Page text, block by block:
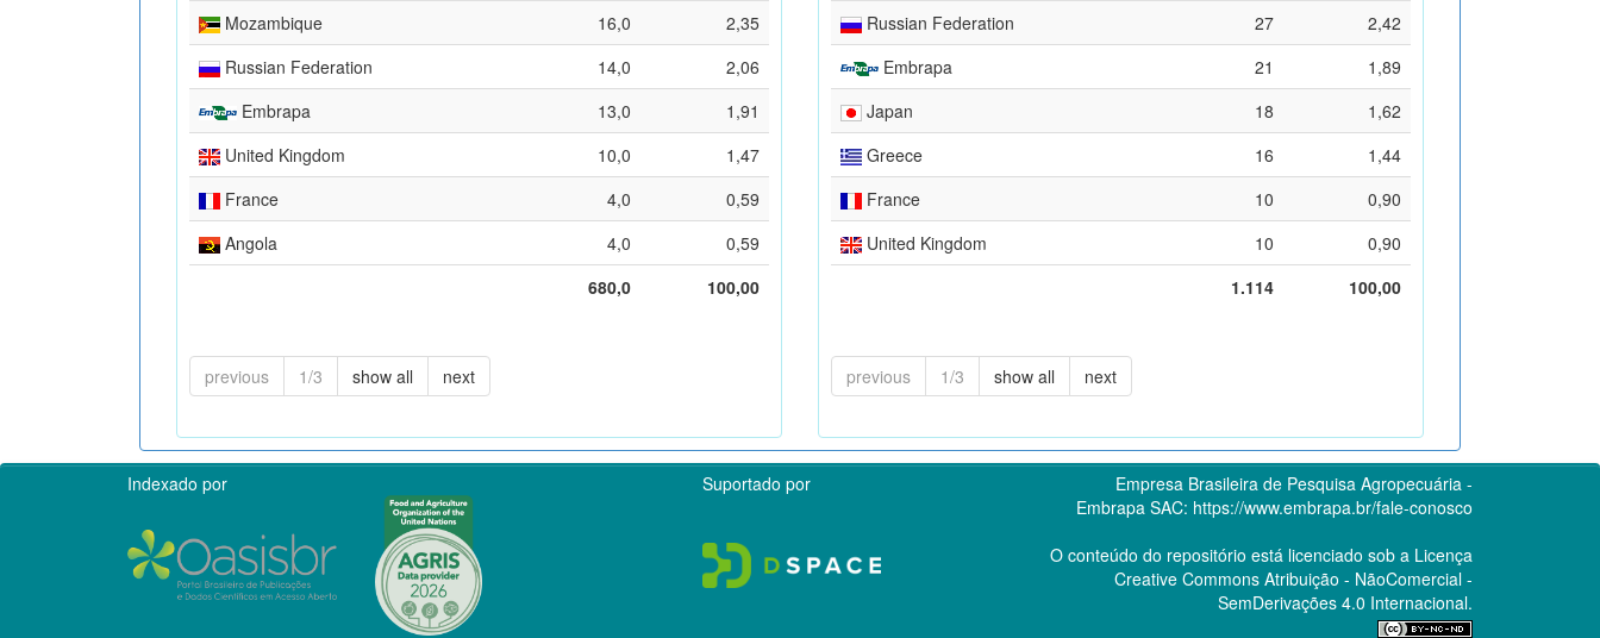
Mozambique
16,0
2,35
Russian Federation
14,0
2,06
Embrapa
13,0
1,91
United Kingdom
10,0
1,47
France
4,0
0,59
Angola
4,0
0,59
680,0
100,00
previous 1/3 show all next
Russian Federation
27
2,42
Embrapa
21
1,89
Japan
18
1,62
Greece
16
1,44
France
10
0,90
United Kingdom
10
0,90
1.114
100,00
previous 1/3 show all next
Indexado por Suportado por
Empresa Brasileira de Pesquisa Agropecuária -
Embrapa SAC: https://www.embrapa.br/fale-conosco
O conteúdo do repositório está licenciado sob a Licença
Creative CommonsAtribuição - NãoComercial -
SemDerivações 4.0 Internacional.